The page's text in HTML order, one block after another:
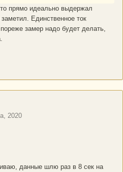
прямо идеально выдержал
Единственное ток
замер надо будет делать,
2020
данные шлю раз в 8 сек на